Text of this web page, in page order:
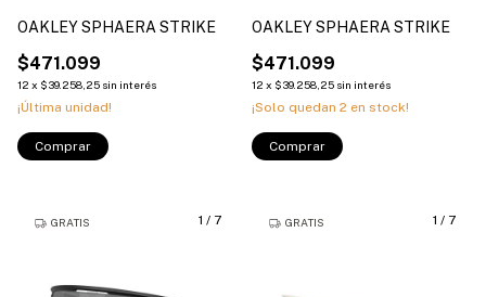
OAKLEY SPHAERA STRIKE
$471.099
12 x $39.258,25 sin interés
¡Última unidad!
Comprar
OAKLEY SPHAERA STRIKE
$471.099
12 x $39.258,25 sin interés
¡Solo quedan 2 en stock!
Comprar
1 / 7
GRATIS 1 / 7
GRATIS